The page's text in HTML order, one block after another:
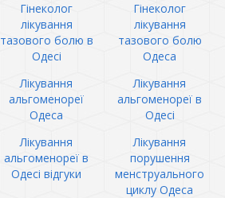
Гінеколог
лікування
тазового болю в
Одесі
Гінеколог
лікування
тазового болю
Одеса
Лікування
альгоменореї
Одеса
Лікування
альгоменореї в
Одесі
Лікування
альгоменореї в
Одесі відгуки
Лікування
порушення
менструального
циклу Одеса